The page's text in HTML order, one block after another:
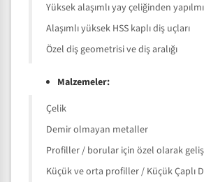
Yüksek alaşımlı yay çeliğinden
Alaşımlı yüksek HSS kaplı diş uçları
Özel diş geometrisi ve diş aralığı
Malzemeler:
Çelik
Demir olmayan metaller
Profiller / borular için özel olarak
Küçük ve orta profiller / Küçük Çaplı